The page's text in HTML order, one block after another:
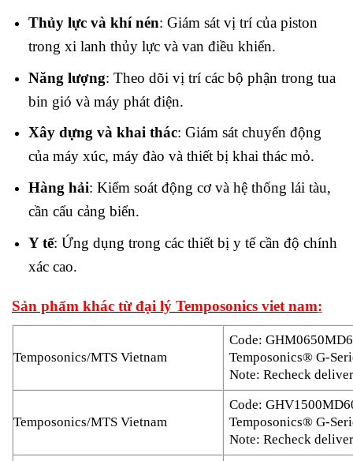
Thủy lực và khí nén: Giám sát vị trí của piston
trong xi lanh thủy lực và van điều khiển.
Năng lượng: Theo dõi vị trí các bộ phận trong tua
bin gió và máy phát điện.
Xây dựng và khai thác: Giám sát chuyển động
của máy xúc, máy đào và thiết bị khai thác mỏ.
Hàng hải: Kiểm soát động cơ và hệ thống lái tàu,
cần cẩu cảng biển.
Y tế: Ứng dụng trong các thiết bị y tế cần độ chính
xác cao.
Sản phẩm khác từ đại lý Temposonics viet nam:
Temposonics/MTS Vietnam
Code:
Temposonics® G-
Note: Recheck
Temposonics/MTS Vietnam
Code:
Temposonics® G-
Note: Recheck